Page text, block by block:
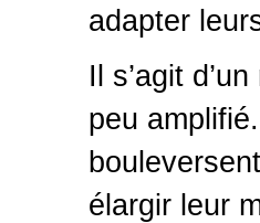
adapter
Il s’agit
peu
élargir leur